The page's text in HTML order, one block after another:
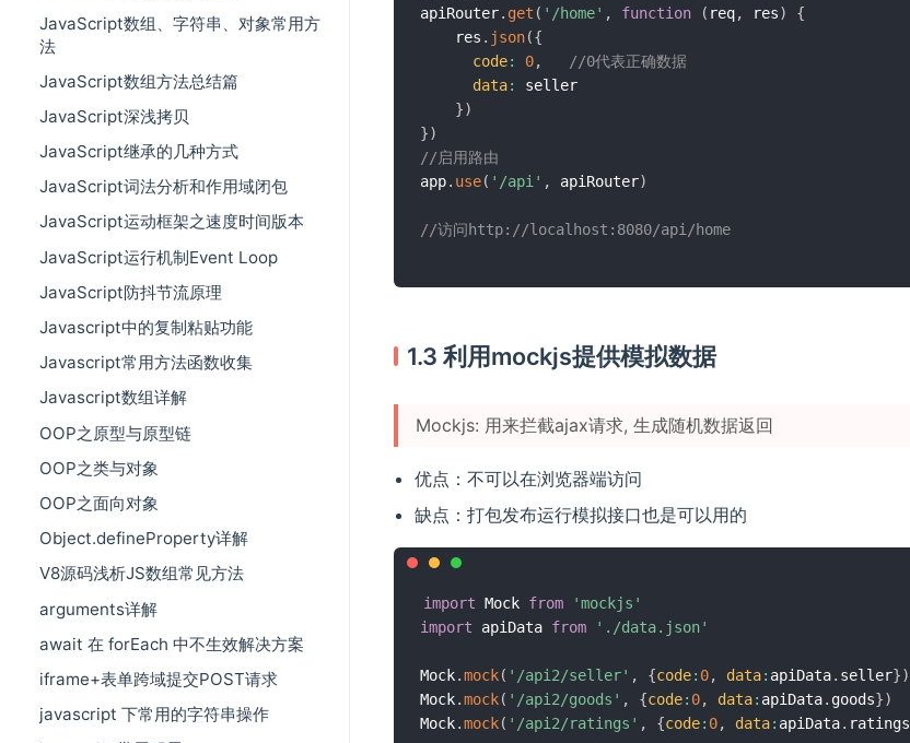
JavaScript数组、字符串、对象常用方
法
JavaScript数组方法总结篇
JavaScript深浅拷贝
JavaScript继承的几种方式
JavaScript词法分析和作用域闭包
JavaScript运动框架之速度时间版本
JavaScript运行机制Event Loop
JavaScript防抖节流原理
Javascript中的复制粘贴功能
Javascript常用方法函数收集
Javascript数组详解
OOP之原型与原型链
OOP之类与对象
OOP之面向对象
Object.defineProperty详解
V8源码浅析JS数组常见方法
arguments详解
await 在 forEach 中不生效解决方案
iframe+表单跨域提交POST请求
javascript 下常用的字符串操作
apiRouter. get ( '/home' , function ( req, res)
{
    res
. json({
code: 0,
//0代表正确数据
data:
seller
})
})
//启用路由
app. use( '/api' , apiRouter)
//访问http://localhost:8080/api/home
1.3 利用mockjs提供模拟数据
Mockjs: 用来拦截ajax请求, 生成随机数据返回
优点：不可以在浏览器端访问
缺点：打包发布运行模拟接口也是可以用的
import Mock from
'mockjs'
import apiData from './data.json'
Mock.mock( '/api2/seller' , {code: 0, data: apiData. seller})
Mock.mock( '/api2/goods' , {code: 0, data: apiData. goods})
Mock.mock( '/api2/ratings' , {code: 0, data: apiData. ratings